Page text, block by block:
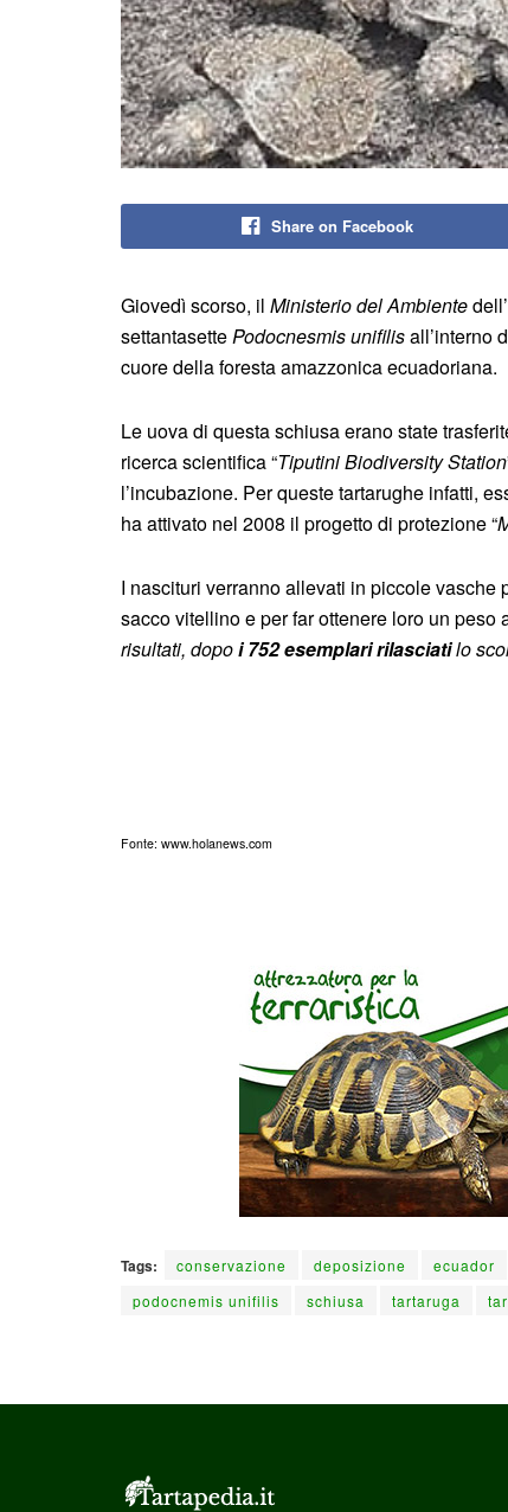
Share on Facebook
Giovedì scorso, il Ministerio del Ambiente
settantasette Podocnesmis unifilisall’interno
cuore della foresta amazzonica ecuadoriana.
Le uova di questa schiusa erano state
ricerca scientifica “Tiputini Biodiversity Station
l’incubazione. Per queste tartarughe infatti,
ha attivato nel 2008 il progetto di protezione “
I nascituri verranno allevati in piccole
sacco vitellino e per far ottenere loro un peso
risultati, dopoi 752 esemplari rilasciatilo
Fonte: www.holanews.com
Tags: conservazione deposizione ecuador
podocnemis unifilis
schiusa tartaruga